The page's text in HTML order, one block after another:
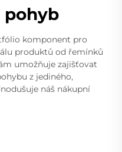
pohyb
komponent pro
produktů od řemínků
umožňuje zajišťovat
z jediného,
náš nákupní